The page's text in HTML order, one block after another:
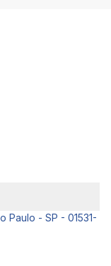
Paulo - SP - 01531-